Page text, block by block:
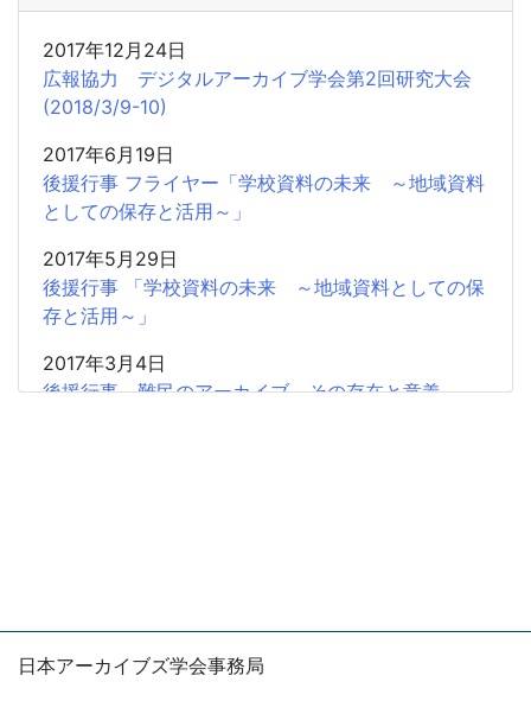
2017年12月24日
広報協力 デジタルアーカイブ学会第2回研究大会
(2018/3/9-10)
2017年6月19日
後援行事 フライヤー「学校資料の未来 ～地域資料
としての保存と活用～」
2017年5月29日
後援行事 「学校資料の未来 ～地域資料としての保
存と活用～」
2017年3月4日
後援行事 難民のアーカイブ その存在と意義
広報協力 「NHK番組アーカイブス学術利用トライ
日本アーカイブズ学会事務局